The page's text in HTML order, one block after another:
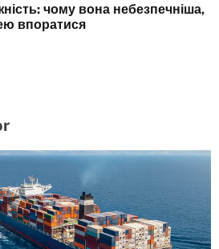
чому вона небезпечніша,
впоратися